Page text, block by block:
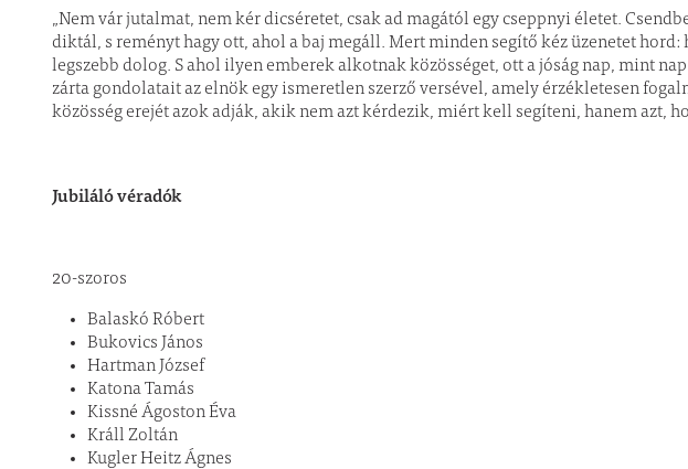
„Nem vár jutalmat, nem kér dicséretet, csak ad magától egy cseppnyi életet.
diktál, s reményt hagy ott, ahol a baj megáll. Mert minden segítő kéz üzenetet hord:
legszebb dolog. S ahol ilyen emberek alkotnak közösséget, ott a jóság nap, mint
zárta gondolatait az elnök egy ismeretlen szerző versével, amely érzékletesen
közösség erejét azok adják, akik nem azt kérdezik, miért kell segíteni, hanem azt,
Jubiláló véradók
20-szoros
Balaskó Róbert
Bukovics János
Hartman József
Katona Tamás
Kissné Ágoston Éva
Králl Zoltán
Kugler Heitz Ágnes